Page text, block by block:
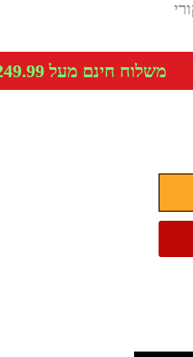
משלוח חינם מעל 249.99שח